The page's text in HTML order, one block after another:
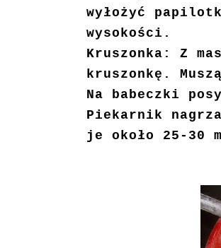
wyłożyć
wysokości.
Kruszonka: Z
kruszonkę.
Na babeczki
Piekarnik
je około 25-30